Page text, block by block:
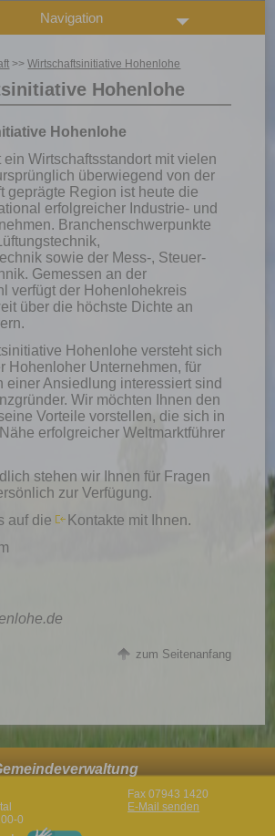
Navigation
>>Wirtschaftsinitiative Hohenlohe
Hohenlohe
Hohenlohe
ein Wirtschaftsstandort mit vielen
überwiegend von der
geprägte Region ist heute die
erfolgreicher Industrie- und
Branchenschwerpunkte
sowie der Mess-, Steuer-
Gemessen an der
verfügt der Hohenlohekreis
über die höchste Dichte an
Hohenlohe versteht sich
Hohenloher Unternehmen, für
einer Ansiedlung interessiert sind
Wir möchten Ihnen den
Vorteile vorstellen, die sich in
erfolgreicher Weltmarktführer
stehen wir Ihnen für Fragen
zur Verfügung.
auf die
Kontakte mit Ihnen.
zum Seitenanfang
0
Fax 07943 1420
E-Mail senden